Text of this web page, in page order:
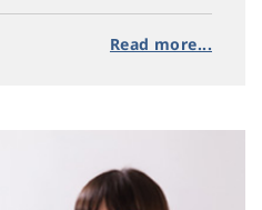
Read more...